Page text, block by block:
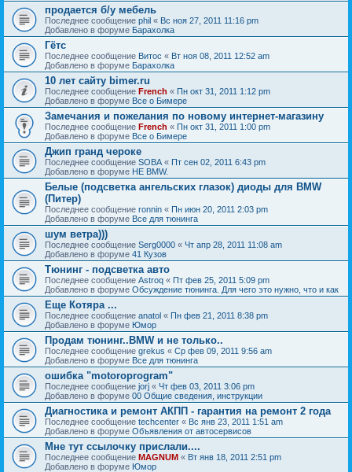
продается б/у мебель
Последнее сообщение phil « Вс ноя 27, 2011 11:16 pm
Добавлено в форуме Барахолка
Гётс
Последнее сообщение Витос « Вт ноя 08, 2011 12:52 am
Добавлено в форуме Барахолка
10 лет сайту bimer.ru
Последнее сообщение French « Пн окт 31, 2011 1:12 pm
Добавлено в форуме Все о Бимере
Замечания и пожелания по новому интернет-магазину
Последнее сообщение French « Пн окт 31, 2011 1:00 pm
Добавлено в форуме Все о Бимере
Джип гранд чероке
Последнее сообщение SOBA « Пт сен 02, 2011 6:43 pm
Добавлено в форуме НЕ BMW.
Белые (подсветка ангельских глазок) диоды для BMW
(Питер)
Последнее сообщение ronnin « Пн июн 20, 2011 2:03 pm
Добавлено в форуме Все для тюнинга
шум ветра)))
Последнее сообщение Serg0000 « Чт апр 28, 2011 11:08 am
Добавлено в форуме 41 Кузов
Тюнинг - подсветка авто
Последнее сообщение Astroq « Пт фев 25, 2011 5:09 pm
Добавлено в форуме Обсуждение тюнинга. Для чего это нужно, что и как
Еще Котяра ...
Последнее сообщение anatol « Пн фев 21, 2011 8:38 pm
Добавлено в форуме Юмор
Продам тюнинг..BMW и не только..
Последнее сообщение grekus « Ср фев 09, 2011 9:56 am
Добавлено в форуме Все для тюнинга
ошибка "motoroprogram"
Последнее сообщение jorj « Чт фев 03, 2011 3:06 pm
Добавлено в форуме 00 Общие сведения, инструкции
Диагностика и ремонт АКПП - гарантия на ремонт 2 года
Последнее сообщение techcenter « Вс янв 23, 2011 1:51 am
Добавлено в форуме Объявления от автосервисов
Мне тут ссылочку прислали....
Последнее сообщение MAGNUM « Вт янв 18, 2011 2:51 pm
Добавлено в форуме Юмор